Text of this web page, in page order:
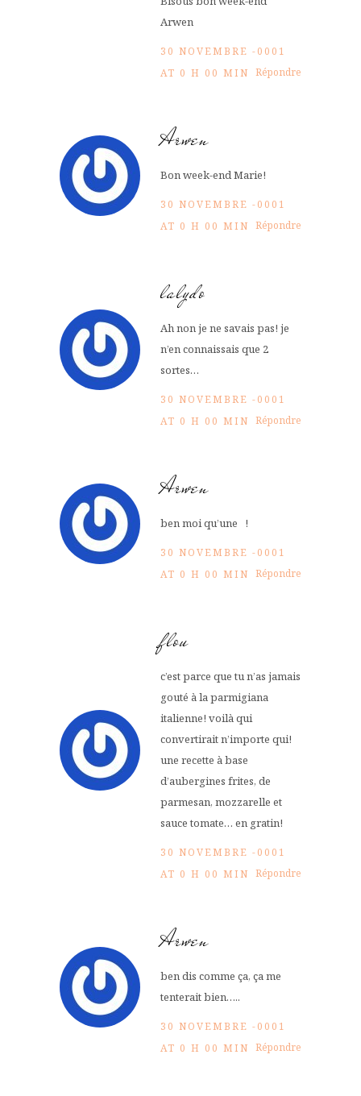
Arwen
30 NOVEMBRE -0001
AT 0 H 00 MIN Répondre
Arwen
Bon week-end Marie!
30 NOVEMBRE -0001
AT 0 H 00 MIN Répondre
lalydo
Ah non je ne savais pas! je
n’en connaissais que 2
sortes…
30 NOVEMBRE -0001
AT 0 H 00 MIN Répondre
Arwen
ben moi qu’une !
30 NOVEMBRE -0001
AT 0 H 00 MIN Répondre
flou
c’est parce que tu n’as jamais
gouté à la parmigiana
italienne! voilà qui
convertirait n’importe qui!
une recette à base
d’aubergines frites, de
parmesan, mozzarelle et
sauce tomate… en gratin!
30 NOVEMBRE -0001
AT 0 H 00 MIN Répondre
Arwen
ben dis comme ça, ça me
tenterait bien…..
30 NOVEMBRE -0001
AT 0 H 00 MIN Répondre